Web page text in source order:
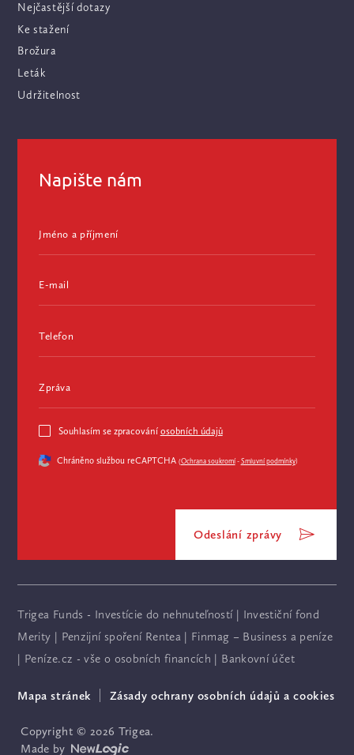
Nejčastější dotazy
Ke stažení
Brožura
Leták
Udržitelnost
Napište nám
Jméno a příjmení
E-mail
Telefon
Zpráva
Souhlasím se zpracování osobních údajů
Chráněno službou reCAPTCHA (Ochrana soukromí-Smluvní podmínky)
Odeslání zprávy
Trigea Funds - Investície do nehnuteľností| Investiční fond
Merity | Penzijní spoření Rentea| Finmag – Business a peníze
| Peníze.cz - vše o osobních financích | Bankovní účet
Mapa stránek Zásady ochrany osobních údajů a cookies
Copyright © 2026 Trigea.
Made by